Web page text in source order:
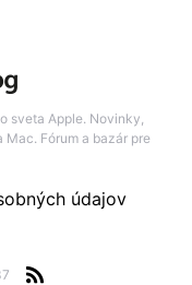
sveta Apple. Novinky,
Fórum a bazár pre
údajov